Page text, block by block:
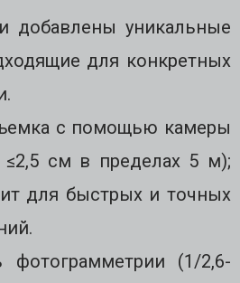
добавлены уникальные
для конкретных
с помощью камеры
≤2,5 см в пределах 5 м);
для быстрых и точных
фотограмметрии (1/2,6-